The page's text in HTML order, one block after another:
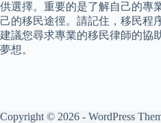
供選擇。重要的是了解自己的專
己的移民途徑。請記住，移民程
建議您尋求專業的移民律師的協
夢想。
Copyright © 2026 - WordPress